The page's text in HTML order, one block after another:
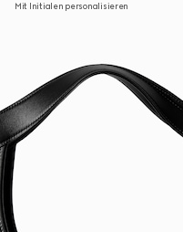
Mit Initialen personalisieren